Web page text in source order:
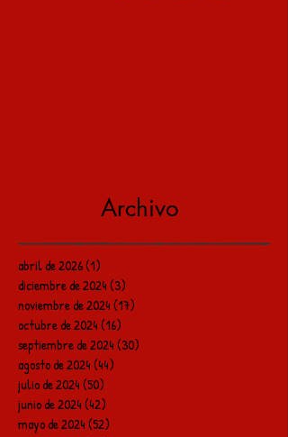
Archivo
abril de 2026(1)
diciembre de 2024(3)
noviembre de 2024(17)
octubre de 2024(16)
septiembre de 2024(30)
agosto de 2024(44)
julio de 2024(50)
junio de 2024(42)
mayo de 2024(52)